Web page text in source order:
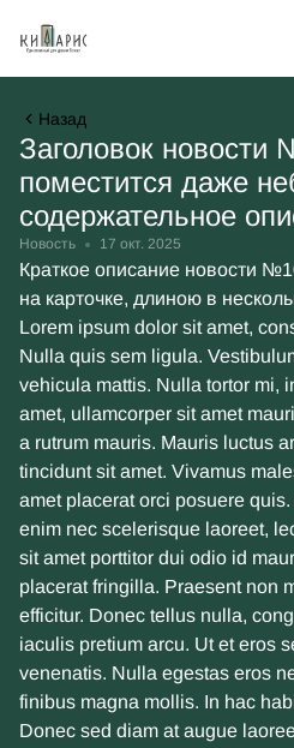
Назад
Заголовок новости
поместится даже
содержательное
Новость 17 окт. 2025
Краткое описание новости
на карточке, длиною в
Lorem ipsum dolor sit amet,
Nulla quis sem ligula.
vehicula mattis. Nulla tortor mi,
amet, ullamcorper sit amet
a rutrum mauris. Mauris luctus
tincidunt sit amet. Vivamus
amet placerat orci posuere
enim nec scelerisque laoreet,
sit amet porttitor dui odio id
placerat fringilla. Praesent non
efficitur. Donec tellus nulla,
iaculis pretium arcu. Ut et eros
venenatis. Nulla egestas eros
finibus magna mollis. In hac
Donec sed diam at augue